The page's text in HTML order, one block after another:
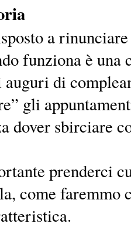
a
funziona è una
di
gli
dover sbirciare
prenderci
come faremmo